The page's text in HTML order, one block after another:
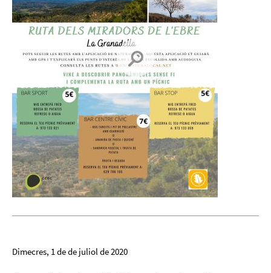
Dimecres, 1 de de juliol de 2020